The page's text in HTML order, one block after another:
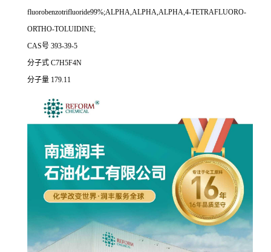
fluorobenzotrifluoride99%;ALPHA,ALPHA,ALPHA,4-TETRAFLUORO-
ORTHO-TOLUIDINE;
CAS号 393-39-5
分子式 C7H5F4N
分子量 179.11